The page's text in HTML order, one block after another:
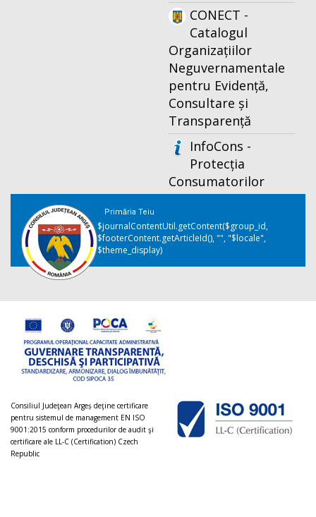
CONECT -
Catalogul
Organizațiilor
Neguvernamentale
pentru Evidență,
Consultare și
Transparență
InfoCons -
Protecția
Consumatorilor
Primăria Teiu
$journalContentUtil.getContent($group_id,
$footerContent.getArticleId(), "", "$locale",
$theme_display)
Consiliul Judeţean Argeș deţine certificare
pentru sistemul de management EN ISO
9001:2015 conform procedurilor de audit şi
certificare ale LL-C (Certification) Czech
Republic